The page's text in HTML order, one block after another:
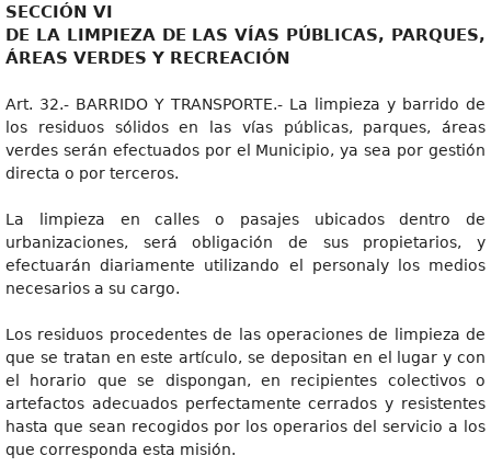
SECCIÓN VI
DE LA LIMPIEZA DE LAS VÍAS PÚBLICAS, PARQUES,
ÁREAS VERDES Y RECREACIÓN
Art. 32.- BARRIDO Y TRANSPORTE.- La limpieza y barrido de
los residuos sólidos en las vías públicas, parques, áreas
verdes serán efectuados por el Municipio, ya sea por gestión
directa o por terceros.
La limpieza en calles o pasajes ubicados dentro de
urbanizaciones, será obligación de sus propietarios, y
efectuarán diariamente utilizando el personaly los medios
necesarios a su cargo.
Los residuos procedentes de las operaciones de limpieza de
que se tratan en este artículo, se depositan en el lugar y con
el horario que se dispongan, en recipientes colectivos o
artefactos adecuados perfectamente cerrados y resistentes
hasta que sean recogidos por los operarios del servicio a los
que corresponda esta misión.